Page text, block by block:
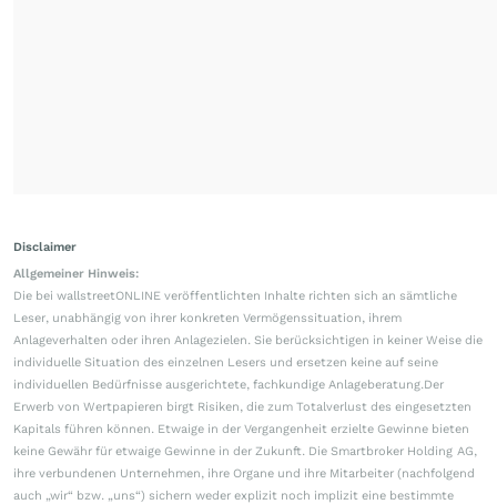
Disclaimer
Allgemeiner Hinweis:
Die bei wallstreetONLINE veröffentlichten Inhalte richten sich an sämtliche
Leser, unabhängig von ihrer konkreten Vermögenssituation, ihrem
Anlageverhalten oder ihren Anlagezielen. Sie berücksichtigen in keiner Weise die
individuelle Situation des einzelnen Lesers und ersetzen keine auf seine
individuellen Bedürfnisse ausgerichtete, fachkundige Anlageberatung.Der
Erwerb von Wertpapieren birgt Risiken, die zum Totalverlust des eingesetzten
Kapitals führen können. Etwaige in der Vergangenheit erzielte Gewinne bieten
keine Gewähr für etwaige Gewinne in der Zukunft. Die Smartbroker Holding AG,
ihre verbundenen Unternehmen, ihre Organe und ihre Mitarbeiter (nachfolgend
auch „wir“ bzw. „uns“) sichern weder explizit noch implizit eine bestimmte